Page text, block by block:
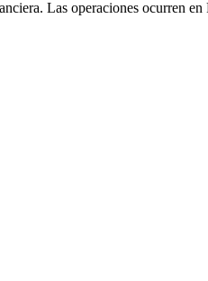
Las operaciones ocurren